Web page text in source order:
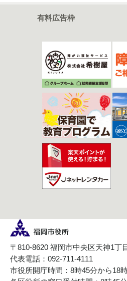
有料広告枠
〒810-8620 福岡市中央区天神1丁
代表電話：092-711-4111
市役所開庁時間：8時45分から18